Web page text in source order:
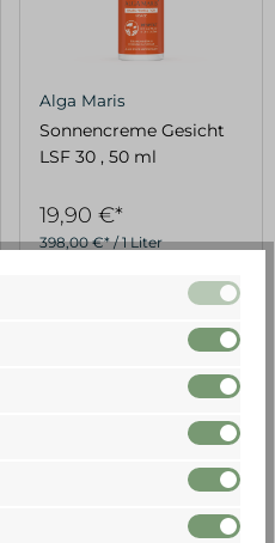
Alga Maris
Sonnencreme Gesicht
LSF 30 , 50 ml
398,00 €* / 1 Liter
19,90 €*